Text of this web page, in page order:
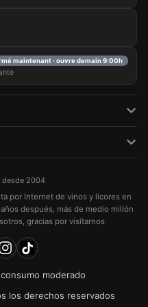
maintenant · ouvre demain 9:00h
desde 2004
por Internet de vinos y licores en
después, más de medio millón
gracias por visitarnos
moderado
los derechos reservados